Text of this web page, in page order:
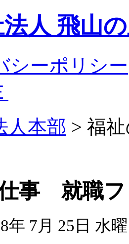
人 飛山
シーポリシー
人本部 > 福
事 就職
年 7月 25日 水